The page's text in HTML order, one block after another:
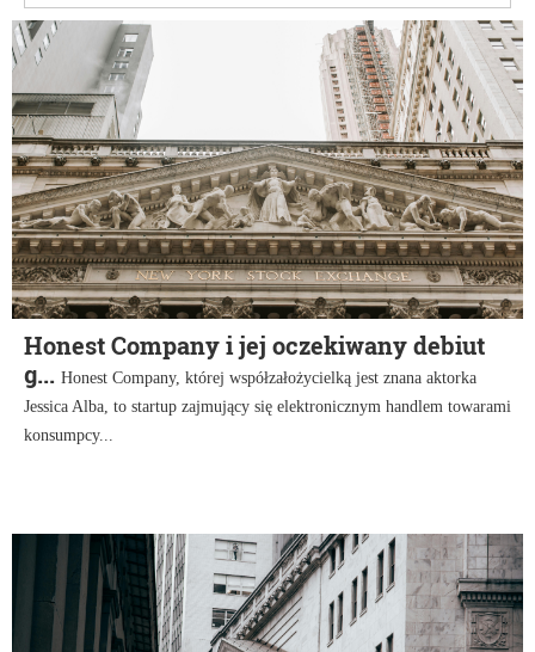
Honest Company i jej oczekiwany debiut
g... Honest Company, której współzałożycielką jest znana aktorka
Jessica Alba, to startup zajmujący się elektronicznym handlem towarami
konsumpcy...